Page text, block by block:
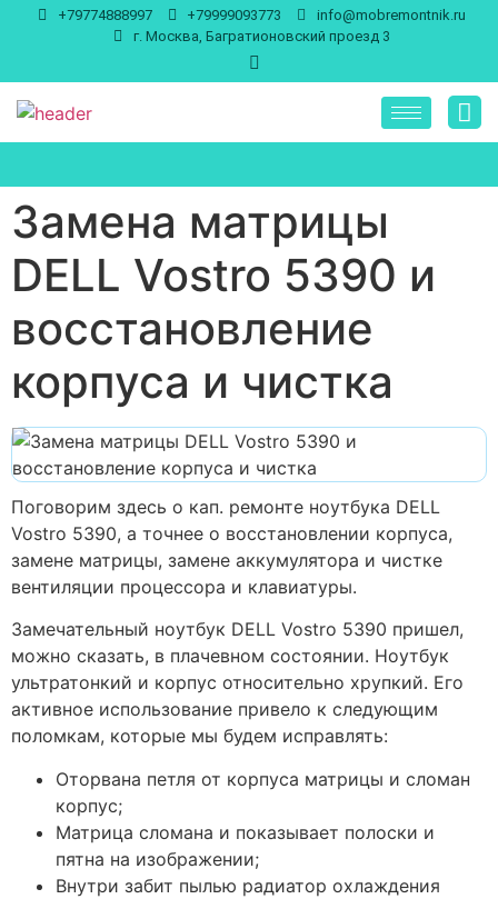
+79774888997 +79999093773
info@mobremontnik.ru
г. Москва, Багратионовский проезд 3
Замена матрицы
DELL Vostro 5390 и
восстановление
корпуса и чистка
Поговорим здесь о кап. ремонте ноутбука DELL
Vostro 5390, а точнее о восстановлении корпуса,
замене матрицы, замене аккумулятора и чистке
вентиляции процессора и клавиатуры.
Замечательный ноутбук DELL Vostro 5390 пришел,
можно сказать, в плачевном состоянии. Ноутбук
ультратонкий и корпус относительно хрупкий. Его
активное использование привело к следующим
поломкам, которые мы будем исправлять:
Оторвана петля от корпуса матрицы и сломан
корпус;
Матрица сломана и показывает полоски и
пятна на изображении;
Внутри забит пылью радиатор охлаждения